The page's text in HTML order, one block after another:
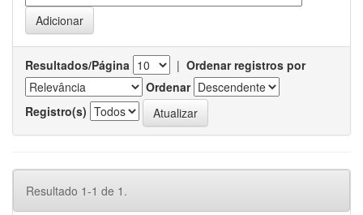
Resultados/Página | Ordenar registros por
Ordenar
Registro(s)
Resultado 1-1 de 1.